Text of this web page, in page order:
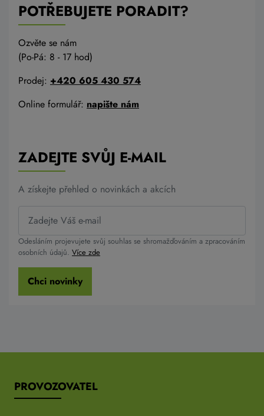
POTŘEBUJETE PORADIT?
Ozvěte se nám
(Po-Pá: 8 - 17 hod)
Prodej: +420 605 430 574
Online formulář: napište nám
ZADEJTE SVŮJ E-MAIL
A získejte přehled o novinkách a akcích
Odesláním projevujete svůj souhlas se shromažďováním a zpracováním
osobních údajů. Více zde
Chci novinky
PROVOZOVATEL